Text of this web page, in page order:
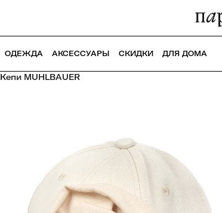
ОДЕЖДА АКСЕССУАРЫ СКИДКИ ДЛЯ ДОМА
Кепи MUHLBAUER